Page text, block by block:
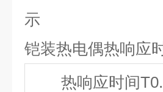
示
铠装热电偶热响应
热响应时间T